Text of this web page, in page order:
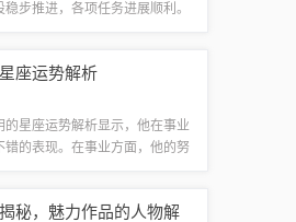
步推进，各项任务进展顺利。
下一步工作计划，为相关...
座运势解析
的星座运势解析显示，他在事业
错的表现。在事业方面，他的努
能够克服困难并取得成功。...
秘，魅力作品的人物解